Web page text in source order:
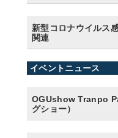
新型コロナウイルス
関連
イベントニュース
OGUshow Tranpo
グショー）